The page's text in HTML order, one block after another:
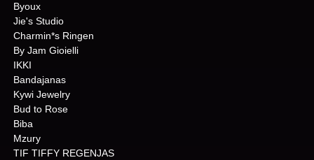
Byoux
Jie's Studio
Charmin*s Ringen
By Jam Gioielli
IKKI
Bandajanas
Kywi Jewelry
Bud to Rose
Biba
Mzury
TIF TIFFY REGENJAS